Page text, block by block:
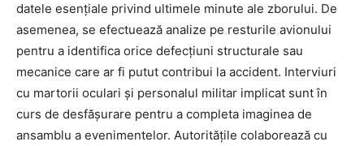
datele esențiale privind ultimele minute ale zborului. De
asemenea, se efectuează analize pe resturile avionului
pentru a identifica orice defecțiuni structurale sau
mecanice care ar fi putut contribui la accident. Interviuri
cu martorii oculari și personalul militar implicat sunt în
curs de desfășurare pentru a completa imaginea de
ansamblu a evenimentelor. Autoritățile colaborează cu